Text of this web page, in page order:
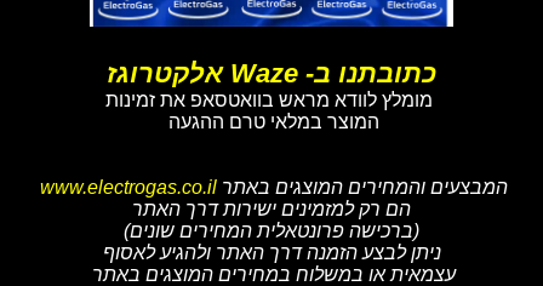
כתובתנו ב- Waze אלקטרוגז
מומלץ לוודא מראש בוואטסאפ את זמינות
המוצר במלאי טרם ההגעה
המבצעים והמחירים המוצגים באתר www.electrogas.co.il
הם רק למזמינים ישירות דרך האתר
(ברכישה פרונטאלית המחירים שונים)
ניתן לבצע הזמנה דרך האתר ולהגיע לאסוף
עצמאית או במשלוח במחירים המוצגים באתר